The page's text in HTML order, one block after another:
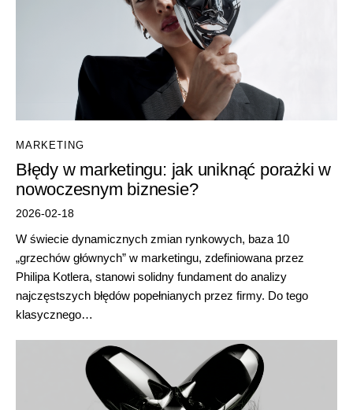
MARKETING
Błędy w marketingu: jak uniknąć porażki w
nowoczesnym biznesie?
2026-02-18
W świecie dynamicznych zmian rynkowych, baza 10
„grzechów głównych” w marketingu, zdefiniowana przez
Philipa Kotlera, stanowi solidny fundament do analizy
najczęstszych błędów popełnianych przez firmy. Do tego
klasycznego…